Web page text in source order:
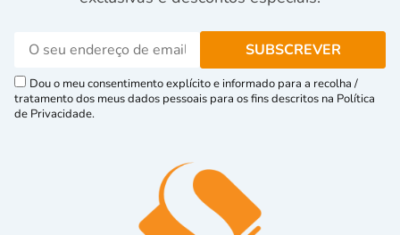
Dou o meu consentimento explícito e informado para a recolha /
tratamento dos meus dados pessoais para os fins descritos na Política
de Privacidade.